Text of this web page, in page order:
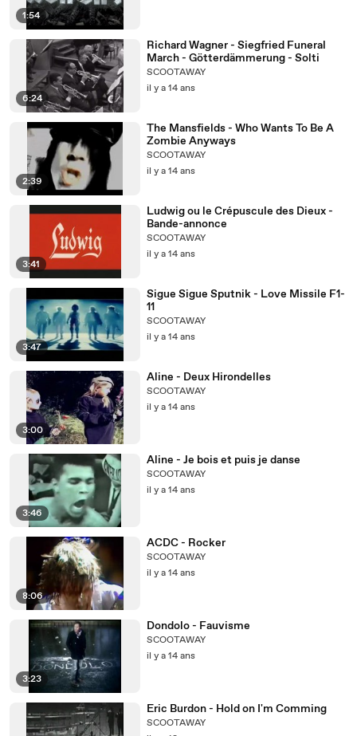
1:54
6:24
Richard Wagner - Siegfried Funeral
March - Götterdämmerung - Solti
SCOOTAWAY
il y a 14 ans
2:39
The Mansfields - Who Wants To Be A
Zombie Anyways
SCOOTAWAY
il y a 14 ans
3:41
Ludwig ou le Crépuscule des Dieux -
Bande-annonce
SCOOTAWAY
il y a 14 ans
3:47
Sigue Sigue Sputnik - Love Missile F1-
11
SCOOTAWAY
il y a 14 ans
3:00
Aline - Deux Hirondelles
SCOOTAWAY
il y a 14 ans
3:46
Aline - Je bois et puis je danse
SCOOTAWAY
il y a 14 ans
8:06
ACDC - Rocker
SCOOTAWAY
il y a 14 ans
3:23
Dondolo - Fauvisme
SCOOTAWAY
il y a 14 ans
Eric Burdon - Hold on I'm Comming
SCOOTAWAY